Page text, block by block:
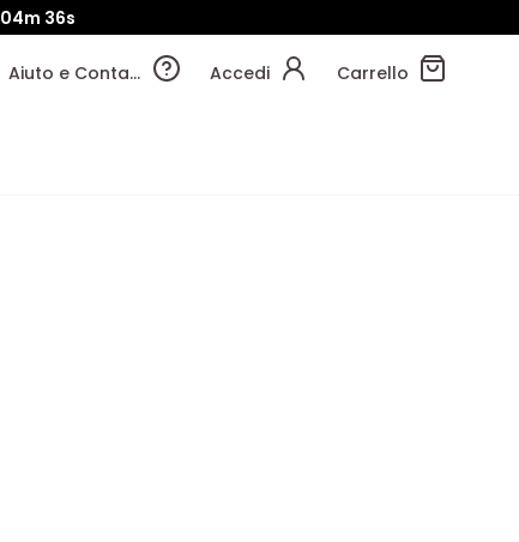
04m 35s
Aiuto e Contatti Accedi Carrello